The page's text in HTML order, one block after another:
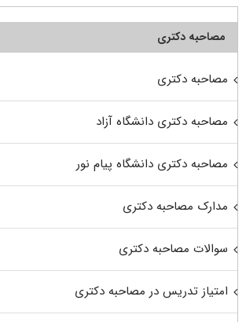
مصاحبه دکتری
مصاحبه دکتری
مصاحبه دکتری دانشگاه آزاد
مصاحبه دکتری دانشگاه پیام نور
مدارک مصاحبه دکتری
سوالات مصاحبه دکتری
امتیاز تدریس در مصاحبه دکتری